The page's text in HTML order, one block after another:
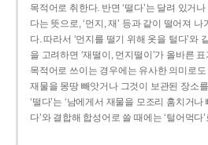
목적어로 취한다. 반면 ‘떨다’는 달려 있거
다는 뜻으로, ‘먼지, 재’ 등과 같이 떨어져
다. 따라서 ‘먼지를 떨기 위해 옷을 털다’와
을 고려하면 ‘재떨이, 먼지떨이’가 올바른 표
목적어로 쓰이는 경우에는 유사한 의미로도
재물을 몽땅 빼앗거나 그것이 보관된 장소
‘떨다’는 ‘남에게서 재물을 모조리 훔치거나
다’와 결합해 합성어로 쓸 때에는 ‘털어먹다